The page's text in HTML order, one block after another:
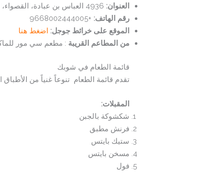
العنوان:
رقم الهاتف: +9668002444005
الموقع على خرائط جوجل: اضغط هنا
من المطاعم القريبة : مطعم سي مور
قائمة الطعام في شوبك
تقدم قائمة الطعام تنوعاً غنياً من
المقبلات:
شكشوكة بالجبن
فرنش مطبق
ستيك بايتس
مسخن بايتس
فول